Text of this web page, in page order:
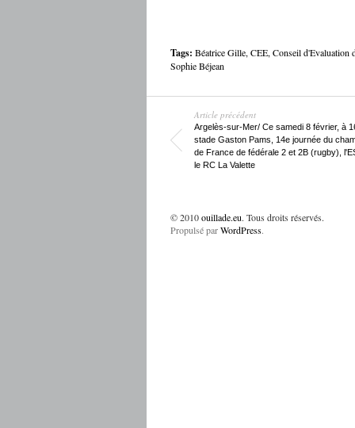
Tags: Béatrice Gille, CEE, Conseil d'Evaluation
Sophie Béjean
Article précédent
Argelès-sur-Mer/ Ce samedi 8 février, à
stade Gaston Pams, 14e journée du
de France de fédérale 2 et 2B (rugby),
le RC La Valette
© 2010ouillade.eu. Tous droits réservés.
Propulsé parWordPress.